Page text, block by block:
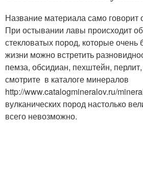
Название материала само говорит
При остывании лавы происходит
стекловатых пород, которые
жизни можно встретить
пемза, обсидиан, пехштейн,
смотрите в каталоге минералов
http://www.catalogmineralov.ru/
вулканических пород настолько
всего невозможно.